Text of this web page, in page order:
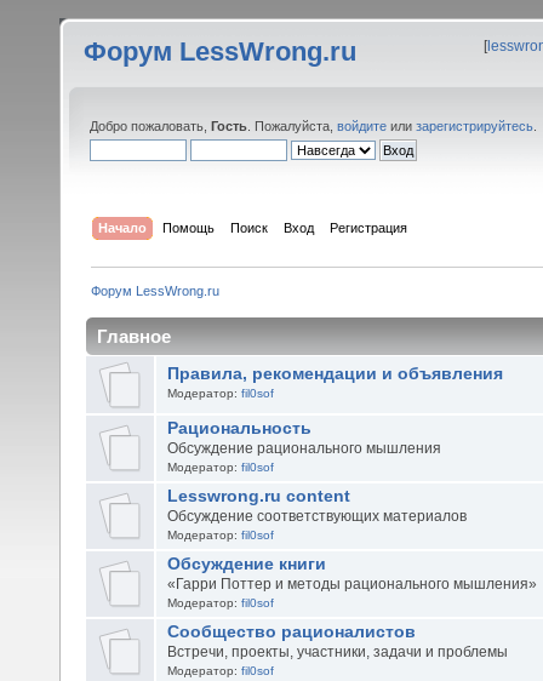
Форум LessWrong.ru [
Добро пожаловать, Гость . Пожалуйста, войдите или зарегистрируйтесь
Начало Помощь Поиск Вход Регистрация
Форум LessWrong.ru
Главное
Правила, рекомендации и объявления
Модератор: fil0sof
Рациональность
Обсуждение рационального мышления
Модератор: fil0sof
Lesswrong.ru content
Обсуждение соответствующих материалов
Модератор: fil0sof
Обсуждение книги
«Гарри Поттер и методы рационального мышления»
Модератор: fil0sof
Сообщество рационалистов
Встречи, проекты, участники, задачи и проблемы
Модератор: fil0sof